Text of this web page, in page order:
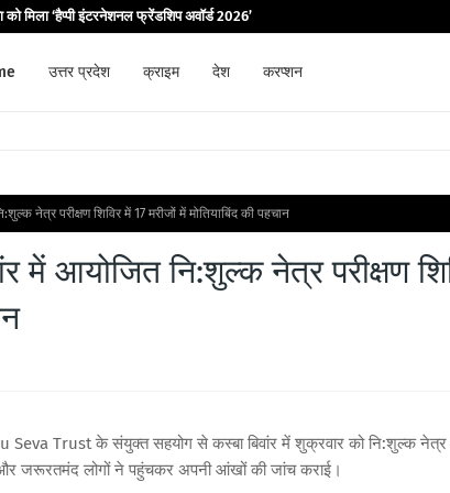
मिला ‘हैप्पी इंटरनेशनल फ्रेंडशिप अवॉर्ड 2026’
उत्तर प्रदेश क्राइम देश करप्शन
नेत्र परीक्षण शिविर में 17 मरीजों में मोतियाबिंद की पहचान
में आयोजित नि:शुल्क नेत्र परीक्षण
Trust के संयुक्त सहयोग से कस्बा बिवांर में शुक्रवार को नि:शुल्क नेत्र
और जरूरतमंद लोगों ने पहुंचकर अपनी आंखों की जांच कराई।